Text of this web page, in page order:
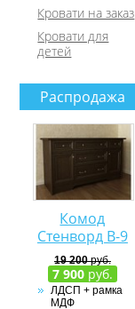
Кровати на заказ
Кровати для
детей
Распродажа
Комод
Стенворд В-9
19 200руб.
7 900руб.
ЛДСП + рамка
МДФ